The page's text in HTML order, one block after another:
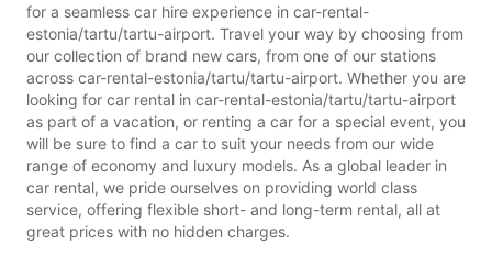
for a seamless car hire experience in car-rental-
estonia/tartu/tartu-airport. Travel your way by choosing from
our collection of brand new cars, from one of our stations
across car-rental-estonia/tartu/tartu-airport. Whether you are
looking for car rental in car-rental-estonia/tartu/tartu-airport
as part of a vacation, or renting a car for a special event, you
will be sure to find a car to suit your needs from our wide
range of economy and luxury models. As a global leader in
car rental, we pride ourselves on providing world class
service, offering flexible short- and long-term rental, all at
great prices with no hidden charges.